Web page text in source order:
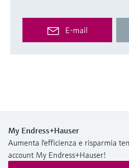
E-mail
My Endress+Hauser
Aumenta l'efficienza e risparmia
account My Endress+Hauser!